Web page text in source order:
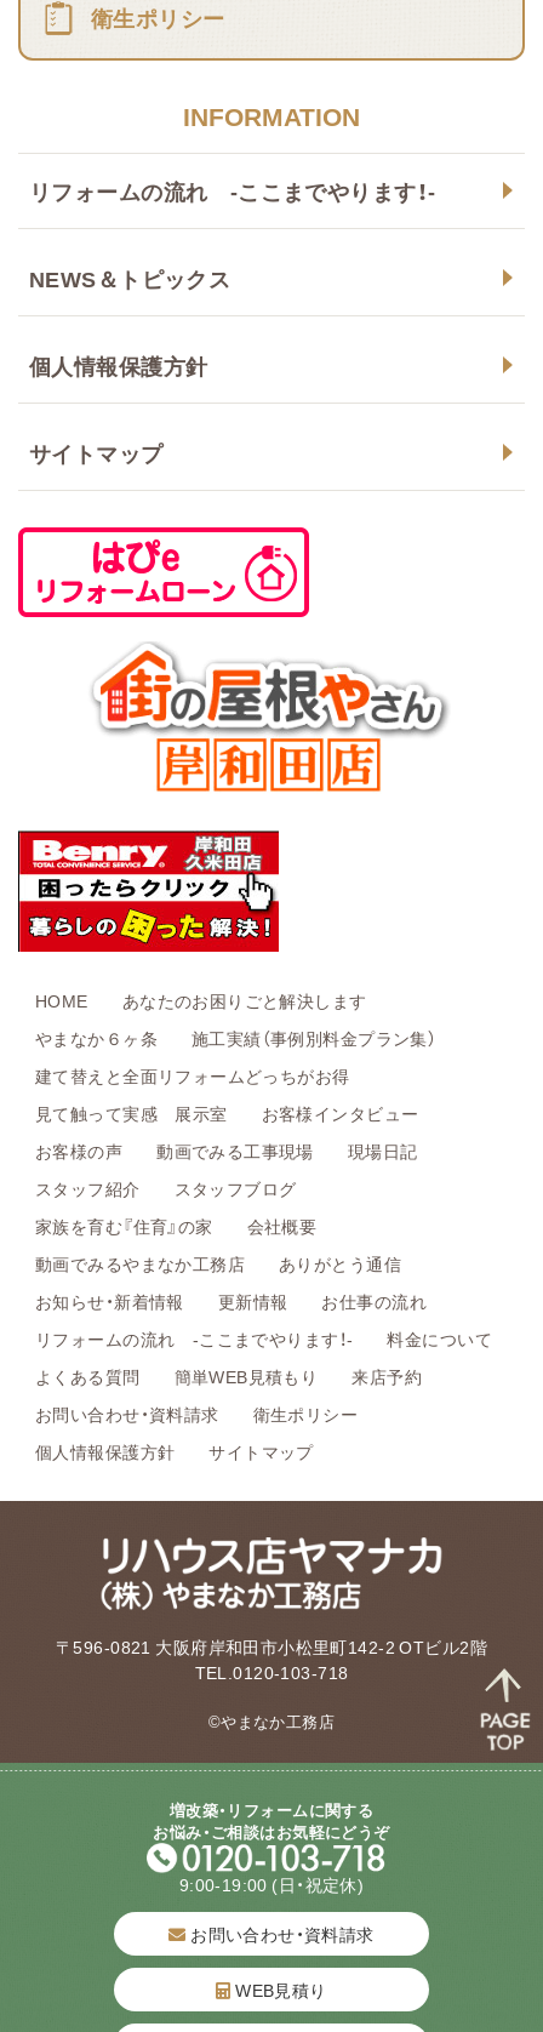
衛生ポリシー
INFORMATION
リフォームの流れ -ここまでやります！-
NEWS＆トピックス
個人情報保護方針
サイトマップ
HOME
あなたのお困りごと解決します
やまなか６ヶ条
施工実績（事例別料金プラン集）
建て替えと全面リフォームどっちがお得
見て触って実感 展示室
お客様インタビュー
お客様の声
動画でみる工事現場
現場日記
スタッフ紹介
スタッフブログ
家族を育む『住育』の家
会社概要
動画でみるやまなか工務店
ありがとう通信
お知らせ・新着情報
更新情報
お仕事の流れ
リフォームの流れ -ここまでやります！-
料金について
よくある質問
簡単WEB見積もり
来店予約
お問い合わせ・資料請求
衛生ポリシー
個人情報保護方針
サイトマップ
〒596-0821 大阪府岸和田市小松里町142-2 OTビル2階
TEL.0120-103-718
©やまなか工務店
増改築・リフォームに関する
お悩み・ご相談はお気軽にどうぞ
9:00-19:00 (日・祝定休)
お問い合わせ・資料請求
WEB見積り